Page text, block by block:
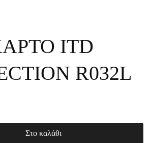
ITD
R032L
Στο καλάθι